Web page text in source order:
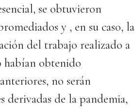
se obtuvieron
y , en su caso, la
del trabajo realizado a
habían obtenido
no serán
derivadas de la pandemia,